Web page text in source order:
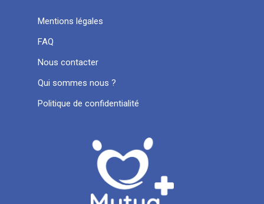
Mentions légales
FAQ
Nous contacter
Qui sommes nous ?
Politique de confidentialité